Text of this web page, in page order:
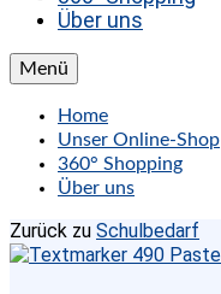
Über uns
Menü
Home
Unser Online-Shop
360° Shopping
Über uns
Zurück zu Schulbedarf